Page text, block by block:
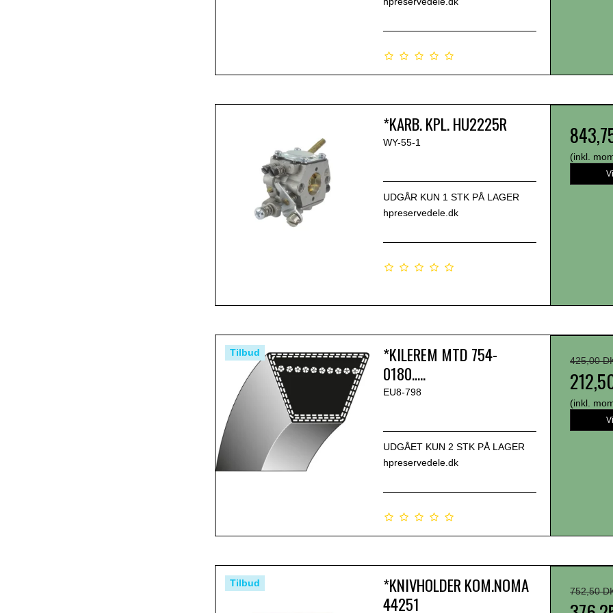
*KARB. KPL. HU2225R
WY-55-1
UDGÅR KUN 1 STK PÅ LAGER
hpreservedele.dk
(inkl.
Tilbud
*KILEREM MTD 754-
0180.....
EU8-798
UDGÅET KUN 2 STK PÅ LAGER
hpreservedele.dk
425,00
(inkl.
Tilbud
*KNIVHOLDER KOM.NOMA
44251
752,50